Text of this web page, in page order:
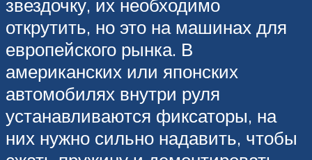
звездочку, их необходимо
открутить, но это на машинах для
европейского рынка. В
американских или японских
автомобилях внутри руля
устанавливаются фиксаторы, на
них нужно сильно надавить, чтобы